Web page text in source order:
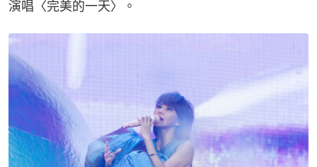
演唱〈完美的一天〉。